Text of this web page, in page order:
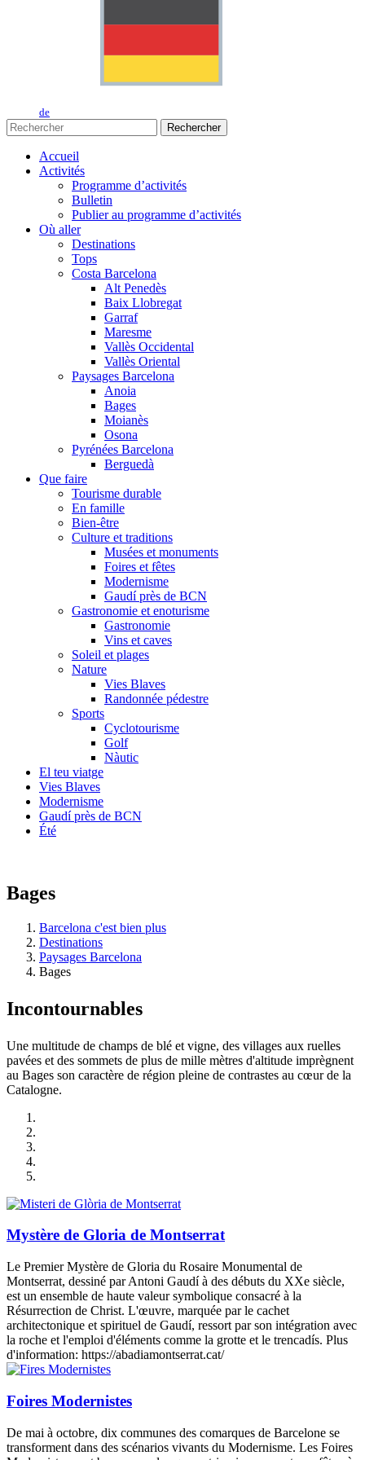
de
Rechercher
Accueil
Activités
Programme d’activités
Bulletin
Publier au programme d’activités
Où aller
Destinations
Tops
Costa Barcelona
Alt Penedès
Baix Llobregat
Garraf
Maresme
Vallès Occidental
Vallès Oriental
Paysages Barcelona
Anoia
Bages
Moianès
Osona
Pyrénées Barcelona
Berguedà
Que faire
Tourisme durable
En famille
Bien-être
Culture et traditions
Musées et monuments
Foires et fêtes
Modernisme
Gaudí près de BCN
Gastronomie et enoturisme
Gastronomie
Vins et caves
Soleil et plages
Nature
Vies Blaves
Randonnée pédestre
Sports
Cyclotourisme
Golf
Nàutic
El teu viatge
Vies Blaves
Modernisme
Gaudí près de BCN
Été
Bages
Barcelona c'est bien plus
Destinations
Paysages Barcelona
Bages
Incontournables
Une multitude de champs de blé et vigne, des villages aux ruelles
pavées et des sommets de plus de mille mètres d'altitude imprègnent
au Bages son caractère de région pleine de contrastes au cœur de la
Catalogne.
Mystère de Gloria de Montserrat
Le Premier Mystère de Gloria du Rosaire Monumental de
Montserrat, dessiné par Antoni Gaudí à des débuts du XXe siècle,
est un ensemble de haute valeur symbolique consacré à la
Résurrection de Christ. L'œuvre, marquée par le cachet
architectonique et spirituel de Gaudí, ressort par son intégration avec
la roche et l'emploi d'éléments comme la grotte et le trencadís. Plus
d'information: https://abadiamontserrat.cat/
Foires Modernistes
De mai à octobre, dix communes des comarques de Barcelone se
transforment dans des scénarios vivants du Modernisme. Les Foires